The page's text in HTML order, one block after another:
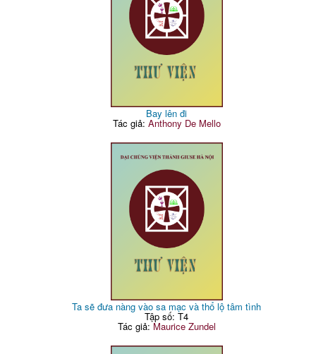
Bay lên đi
Tác giả: Anthony De Mello
Ta sẽ đưa nàng vào sa mạc và thổ lộ tâm tình
Tập số: T4
Tác giả:Maurice Zundel